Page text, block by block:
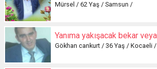
Mürsel / 62 Yaş / Samsun /
Gökhan cankurt / 36 Yaş / Kocaeli /